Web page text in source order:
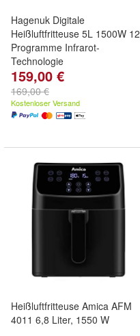
Hagenuk Digitale
Heißluftfritteuse 5L 1500W 12
Programme Infrarot-
Technologie
159,00 €
169,00 €
Kostenloser Versand
Heißluftfritteuse Amica AFM
4011 6,8 Liter, 1550 W